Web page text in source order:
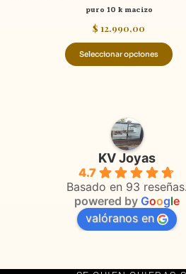
puro 10 k macizo
$ 12.990,00
Seleccionar opciones
KV Joyas
4.7
Basado en 93 reseñas.
powered by Google
valóranos en
Adriana Ghisoli
hace 3 meses
Muy buena atención, con
orientaciones convenientes